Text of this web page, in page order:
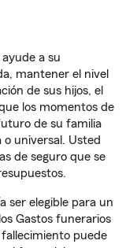
a su
mantener el nivel
de sus hijos, el
los momentos de
de su familia
universal. Usted
de seguro que se
ser elegible para un
Gastos funerarios
puede